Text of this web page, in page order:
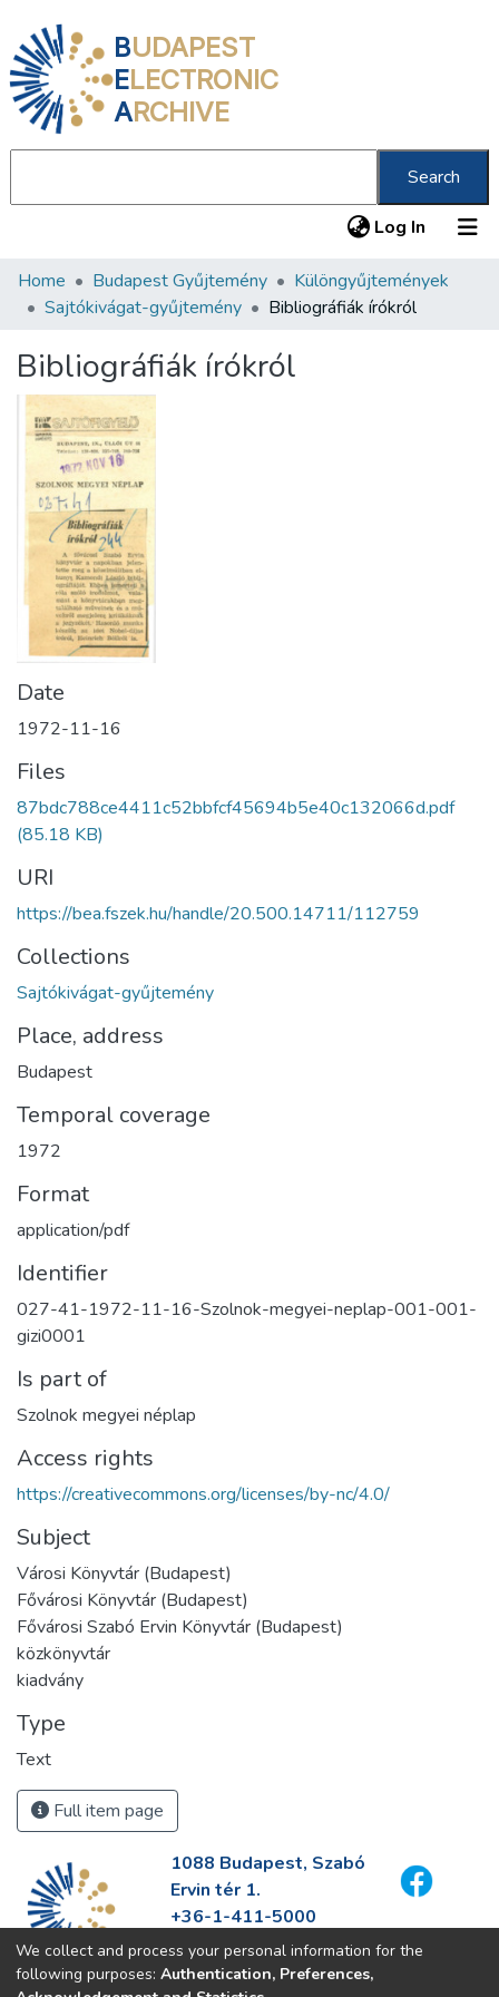
BUDAPEST
ELECTRONIC
ARCHIVE
Search
Log In (current)
Communities & Collections
Statistics
About us
Home Budapest Gyűjtemény
Különgyűjtemények
Sajtókivágat-gyűjtemény
Bibliográfiák írókról
Bibliográfiák írókról
Date
1972-11-16
Files
87bdc788ce4411c52bbfcf45694b5e40c132066d.pdf
(85.18 KB)
URI
https://bea.fszek.hu/handle/20.500.14711/112759
Collections
Sajtókivágat-gyűjtemény
Place, address
Budapest
Temporal coverage
1972
Format
application/pdf
Identifier
027-41-1972-11-16-Szolnok-megyei-neplap-001-001-
gizi0001
Is part of
Szolnok megyei néplap
Access rights
https://creativecommons.org/licenses/by-nc/4.0/
Subject
Városi Könyvtár (Budapest)
Fővárosi Könyvtár (Budapest)
Fővárosi Szabó Ervin Könyvtár (Budapest)
közkönyvtár
kiadvány
Type
Text
Full item page
1088 Budapest, Szabó
Ervin tér 1.
+36-1-411-5000
info@fszek.hu
https://fszek.hu
We collect and process your personal information for the
following purposes: Authentication, Preferences,